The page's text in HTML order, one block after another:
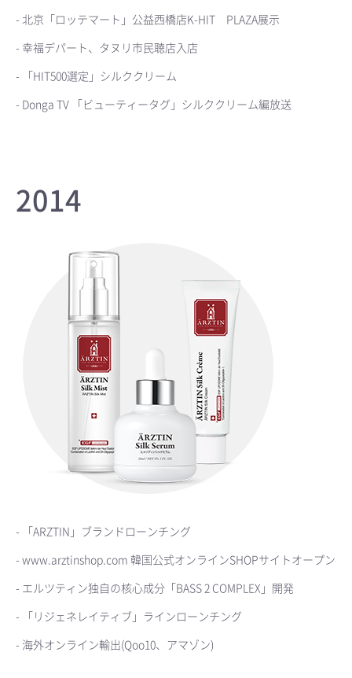
- 北京「ロッテマート」公益西橋店K-HIT PLAZA展示
- 幸福デパート、タヌリ市民聴店入店
- 「HIT500選定」シルククリーム
- Donga TV 「ビューティータグ」シルククリーム編放送
2014
- 「ARZTIN」ブランドローンチング
- www.arztinshop.com 韓国公式オンラインSHOPサイトオープン
- エルツティン独自の核心成分「BASS 2 COMPLEX」開発
- 「リジェネレイティブ」ラインローンチング
- 海外オンライン輸出(Qoo10、アマゾン)